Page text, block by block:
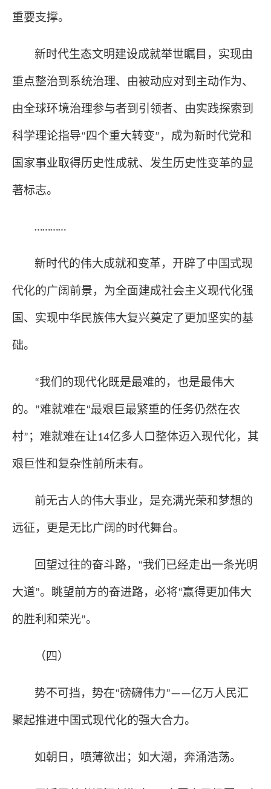
重要支撑。
新时代生态文明建设成就举世瞩目，实现由
重点整治到系统治理、由被动应对到主动作为、
由全球环境治理参与者到引领者、由实践探索到
科学理论指导“ 四个重大转变” ，成为新时代党和
国家事业取得历史性成就、发生历史性变革的显
著标志。
…………
新时代的伟大成就和变革，开辟了中国式现
代化的广阔前景，为全面建成社会主义现代化强
国、实现中华民族伟大复兴奠定了更加坚实的基
础。
“我们的现代化既是最难的，也是最伟大
的。 ”难就难在“最艰巨最繁重的任务仍然在农
村” ；难就难在让14亿多人口整体迈入现代化，其
艰巨性和复杂性前所未有。
前无古人的伟大事业，是充满光荣和梦想的
远征，更是无比广阔的时代舞台。
回望过往的奋斗路， “我们已经走出一条光明
大道”。眺望前方的奋进路，必将“赢得更加伟大
的胜利和荣光”。
（四）
势不可挡，势在“磅礴伟力”——亿万人民汇
聚起推进中国式现代化的强大合力。
如朝日，喷薄欲出；如大潮，奔涌浩荡。